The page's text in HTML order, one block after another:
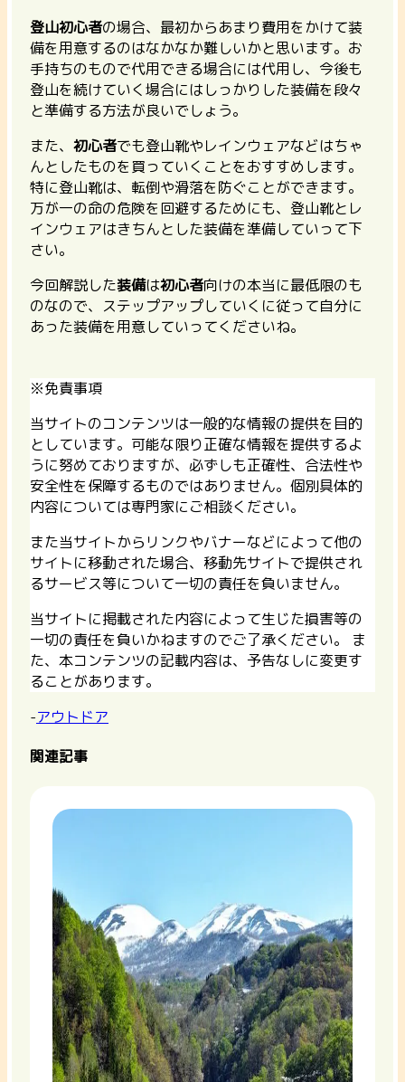
登山初心者の場合、最初からあまり費用をかけて装
備を用意するのはなかなか難しいかと思います。お
手持ちのもので代用できる場合には代用し、今後も
登山を続けていく場合にはしっかりした装備を段々
と準備する方法が良いでしょう。
また、 初心者でも登山靴やレインウェアなどはちゃ
んとしたものを買っていくことをおすすめします。
特に登山靴は、転倒や滑落を防ぐことができます。
万が一の命の危険を回避するためにも、登山靴とレ
インウェアはきちんとした装備を準備していって下
さい。
今回解説した装備は初心者向けの本当に最低限のも
のなので、ステップアップしていくに従って自分に
あった装備を用意していってくださいね。
※免責事項
当サイトのコンテンツは一般的な情報の提供を目的
としています。可能な限り正確な情報を提供するよ
うに努めておりますが、必ずしも正確性、合法性や
安全性を保障するものではありません。個別具体的
内容については専門家にご相談ください。
また当サイトからリンクやバナーなどによって他の
サイトに移動された場合、移動先サイトで提供され
るサービス等について一切の責任を負いません。
当サイトに掲載された内容によって生じた損害等の
一切の責任を負いかねますのでご了承ください。 ま
た、本コンテンツの記載内容は、予告なしに変更す
ることがあります。
-アウトドア
関連記事